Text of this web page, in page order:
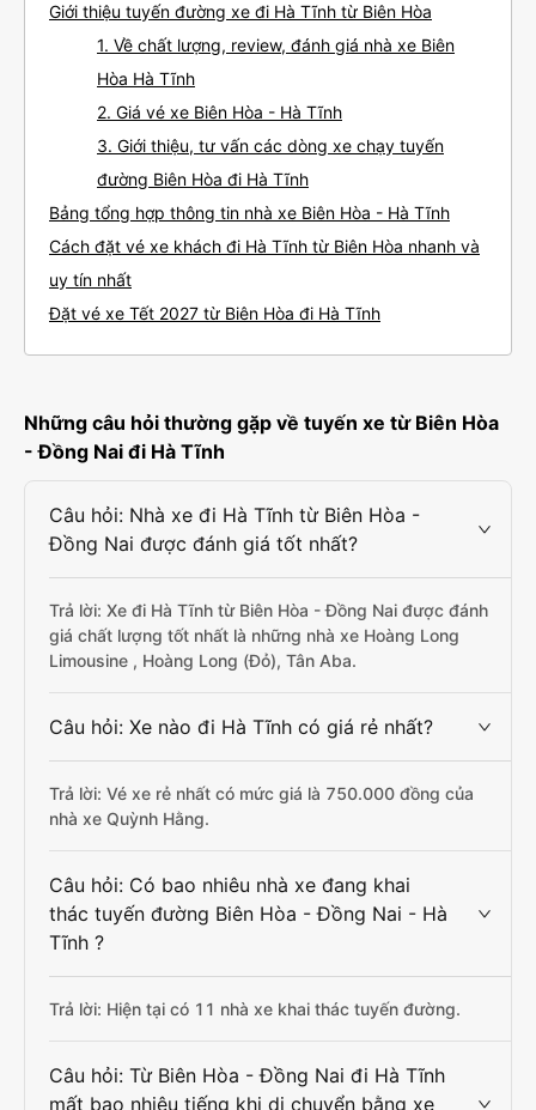
Giới thiệu tuyến đường xe đi Hà Tĩnh từ Biên Hòa
1. Về chất lượng, review, đánh giá nhà xe Biên
Hòa Hà Tĩnh
2. Giá vé xe Biên Hòa - Hà Tĩnh
3. Giới thiệu, tư vấn các dòng xe chạy tuyến
đường Biên Hòa đi Hà Tĩnh
Bảng tổng hợp thông tin nhà xe Biên Hòa - Hà Tĩnh
Cách đặt vé xe khách đi Hà Tĩnh từ Biên Hòa nhanh và
uy tín nhất
Đặt vé xe Tết 2027 từ Biên Hòa đi Hà Tĩnh
Những câu hỏi thường gặp về tuyến xe từ Biên Hòa
- Đồng Nai đi Hà Tĩnh
Câu hỏi: Nhà xe đi Hà Tĩnh từ Biên Hòa -
Đồng Nai được đánh giá tốt nhất?
Trả lời: Xe đi Hà Tĩnh từ Biên Hòa - Đồng Nai được đánh
giá chất lượng tốt nhất là những nhà xe Hoàng Long
Limousine , Hoàng Long (Đỏ), Tân Aba.
Câu hỏi: Xe nào đi Hà Tĩnh có giá rẻ nhất?
Trả lời: Vé xe rẻ nhất có mức giá là 750.000 đồng của
nhà xe Quỳnh Hằng.
Câu hỏi: Có bao nhiêu nhà xe đang khai
thác tuyến đường Biên Hòa - Đồng Nai - Hà
Tĩnh ?
Trả lời: Hiện tại có 11 nhà xe khai thác tuyến đường.
Câu hỏi: Từ Biên Hòa - Đồng Nai đi Hà Tĩnh
mất bao nhiêu tiếng khi di chuyển bằng xe